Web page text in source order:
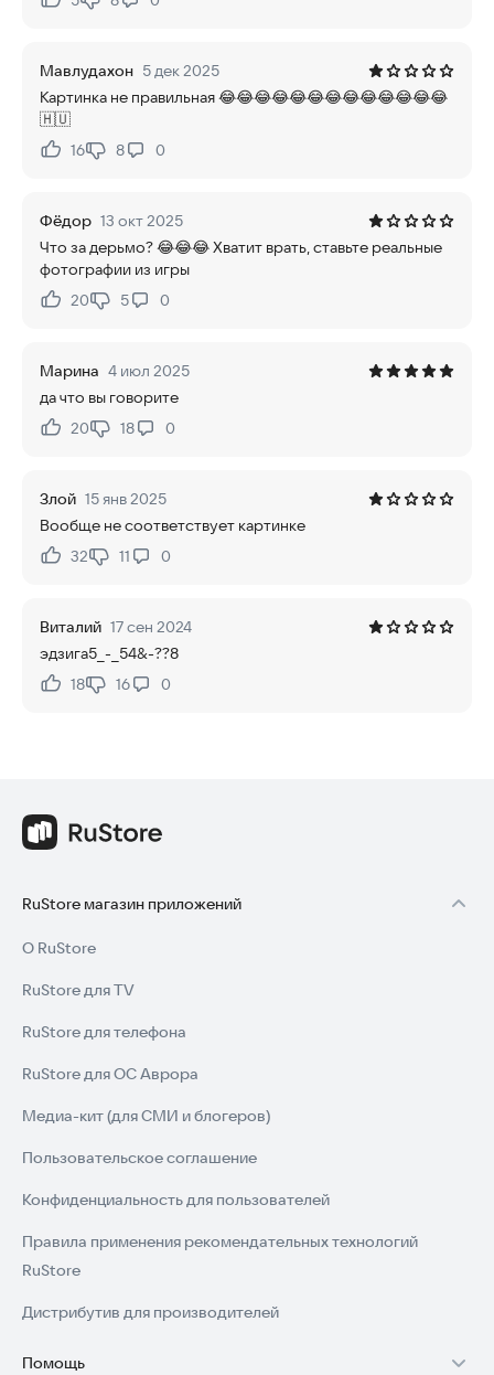
Нравится:Не нравится:
Мавлудахон 5 дек 2025
Картинка не правильная 😂😂😂😂😂😂😂😂😂😂😂😂😂
🇭🇺
Нравится:
16Не нравится:
8 0
Фёдор 13 окт 2025
Что за дерьмо? 😂😂😂 Хватит врать, ставьте реальные
фотографии из игры
Нравится:
20Не нравится:
5 0
Марина 4 июл 2025
да что вы говорите
Нравится:
20Не нравится:
18 0
Злой 15 янв 2025
Вообще не соответствует картинке
Нравится:
32Не нравится:
11 0
Виталий 17 сен 2024
эдзига5_-_54&-??8
Нравится:
18Не нравится:
16 0
RuStore магазин приложений
О RuStore
RuStore для TV
RuStore для телефона
RuStore для ОС Аврора
Медиа-кит (для СМИ и блогеров)
Пользовательское соглашение
Конфиденциальность для пользователей
Правила применения рекомендательных технологий
RuStore
Дистрибутив для производителей
Помощь